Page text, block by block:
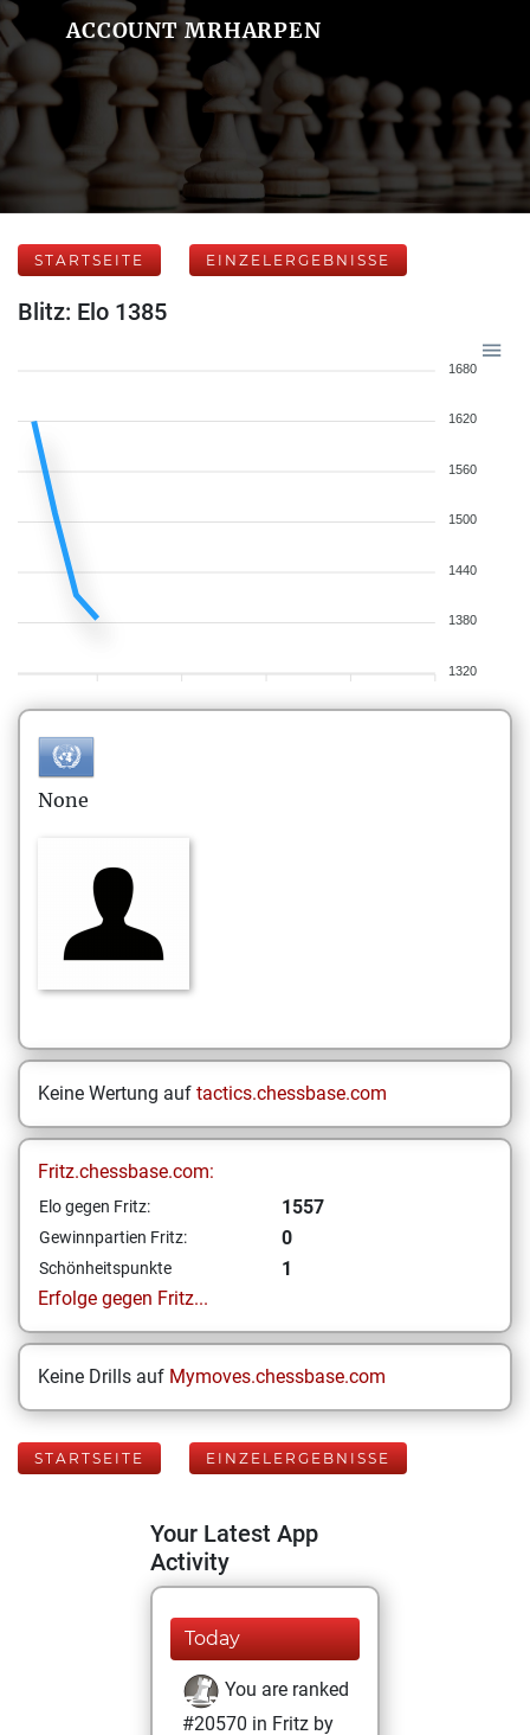
ACCOUNT MRHARPEN
STARTSEITE EINZELERGEBNISSE
Blitz: Elo 1385
1680
1620
1560
1500
1440
1380
1320
None
Keine Wertung auf tactics.chessbase.com
Fritz.chessbase.com:
Elo gegen Fritz: 1557
Gewinnpartien Fritz: 0
Schönheitspunkte
1
Erfolge gegen Fritz...
Keine Drills auf Mymoves.chessbase.com
STARTSEITE EINZELERGEBNISSE
Your Latest App
Activity
Today
You are ranked
#20570 in Fritz by